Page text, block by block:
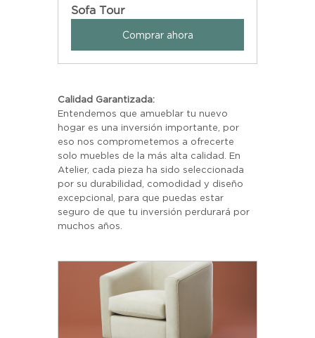
Sofa Tour
Comprar ahora
Calidad Garantizada:
Entendemos que amueblar tu nuevo
hogar es una inversión importante, por
eso nos comprometemos a ofrecerte
solo muebles de la más alta calidad. En
Atelier, cada pieza ha sido seleccionada
por su durabilidad, comodidad y diseño
excepcional, para que puedas estar
seguro de que tu inversión perdurará por
muchos años.